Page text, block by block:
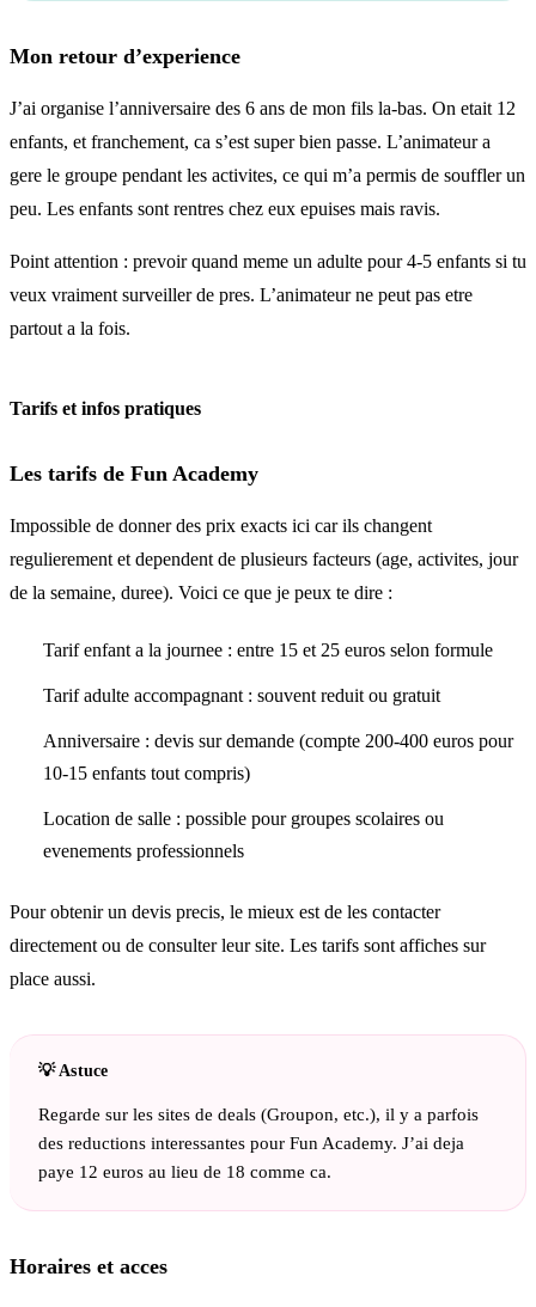
Mon retour d’experience
J’ai organise l’anniversaire des 6 ans de mon fils la-bas. On etait 12
enfants, et franchement, ca s’est super bien passe. L’animateur a
gere le groupe pendant les activites, ce qui m’a permis de souffler un
peu. Les enfants sont rentres chez eux epuises mais ravis.
Point attention : prevoir quand meme un adulte pour 4-5 enfants si tu
veux vraiment surveiller de pres. L’animateur ne peut pas etre
partout a la fois.
Tarifs et infos pratiques
Les tarifs de Fun Academy
Impossible de donner des prix exacts ici car ils changent
regulierement et dependent de plusieurs facteurs (age, activites, jour
de la semaine, duree). Voici ce que je peux te dire :
Tarif enfant a la journee : entre 15 et 25 euros selon formule
Tarif adulte accompagnant : souvent reduit ou gratuit
Anniversaire : devis sur demande (compte 200-400 euros pour
10-15 enfants tout compris)
Location de salle : possible pour groupes scolaires ou
evenements professionnels
Pour obtenir un devis precis, le mieux est de les contacter
directement ou de consulter leur site. Les tarifs sont affiches sur
place aussi.
Regarde sur les sites de deals (Groupon, etc.), il y a parfois
des reductions interessantes pour Fun Academy. J’ai deja
paye 12 euros au lieu de 18 comme ca.
Horaires et acces